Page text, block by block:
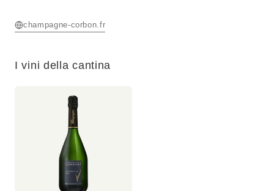
champagne-corbon.fr
I vini della cantina